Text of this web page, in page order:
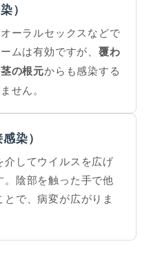
）
ーラルセックスなどで
ムは有効ですが、覆わ
の根元からも感染する
せん。
染）
介してウイルスを広げ
。陰部を触った手で他
で、病変が広がりま